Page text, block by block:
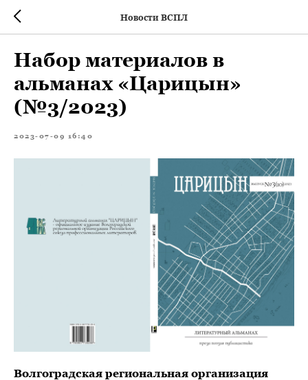
Новости ВСПЛ
Набор материалов в
альманах «Царицын»
(№3/2023)
2023-07-09 16:40
Волгоградская региональная организация